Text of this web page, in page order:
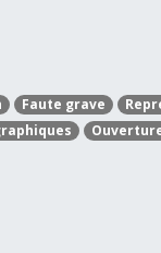
Faute grave